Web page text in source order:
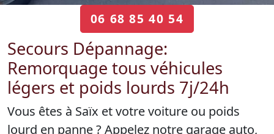
06 68 85 40 54
Secours Dépannage:
Remorquage tous véhicules
légers et poids lourds 7j/24h
Vous êtes à Saïx et votre voiture ou poids
lourd en panne ? Appelez notre garage auto,